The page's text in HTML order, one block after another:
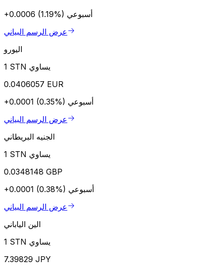
+0.0006 (1.19%) أسبوعي
عرض الرسم البياني
اليورو
1 STN يساوي
0.0406057 EUR
+0.0001 (0.35%) أسبوعي
عرض الرسم البياني
الجنيه البريطاني
1 STN يساوي
0.0348148 GBP
+0.0001 (0.38%) أسبوعي
عرض الرسم البياني
الين الياباني
1 STN يساوي
7.39829 JPY